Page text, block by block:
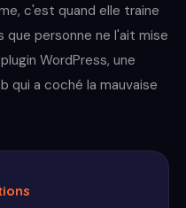
c'est quand elle traine
personne ne l'ait mise
WordPress, une
qui a coché la mauvaise